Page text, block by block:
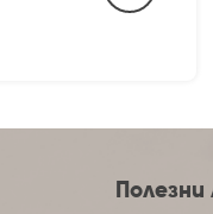
Полезни